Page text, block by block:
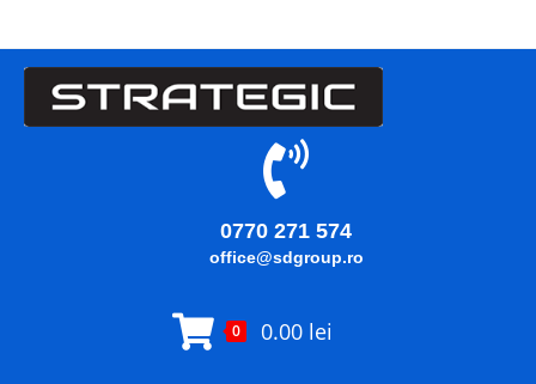
0770 271 574
office@sdgroup.ro
0 0.00 lei